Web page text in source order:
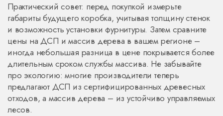
Практический совет: перед покупкой измерьте
габариты будущего коробка, учитывая толщину стенок
и возможность установки фурнитуры. Затем сравните
цены на ДСП и массив дерева в вашем регионе –
иногда небольшая разница в цене покрывается более
длительным сроком службы массива. Не забывайте
про экологию: многие производители теперь
предлагают ДСП из сертифицированных древесных
отходов, а массив дерева – из устойчиво управляемых
лесов.